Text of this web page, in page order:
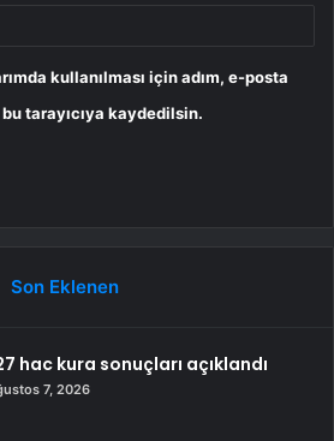
kullanılması için adım, e-posta
tarayıcıya kaydedilsin.
Son Eklenen
hac kura sonuçları açıklandı
7, 2026